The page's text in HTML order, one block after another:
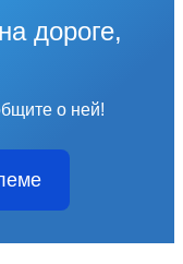
дороге,
о ней!